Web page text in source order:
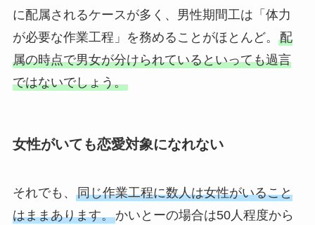
に配属されるケースが多く、男性期間工は「体力
が必要な作業工程」を務めることがほとんど。 配
属の時点で男女が分けられているといっても過言
ではないでしょう。
女性がいても恋愛対象になれない
それでも、 同じ作業工程に数人は女性がいること
はままあります。かいとーの場合は50人程度から